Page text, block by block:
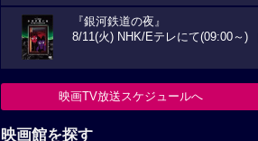
『銀河鉄道の夜』
8/11(火) NHK/Eテレにて(09:00～)
映画TV放送スケジュールへ
映画館を探す